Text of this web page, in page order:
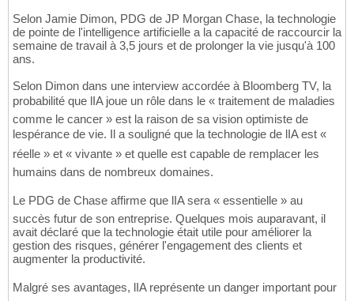
Selon Jamie Dimon, PDG de JP Morgan Chase, la technologie
de pointe de l'intelligence artificielle a la capacité de raccourcir la
semaine de travail à 3,5 jours et de prolonger la vie jusqu'à 100
ans.
Selon Dimon dans une interview accordée à Bloomberg TV, la
probabilité que lIA joue un rôle dans le « traitement de maladies
comme le cancer » est la raison de sa vision optimiste de
lespérance de vie. Il a souligné que la technologie de lIA est «
réelle » et « vivante » et quelle est capable de remplacer les
humains dans de nombreux domaines.
Le PDG de Chase affirme que lIA sera « essentielle » au
succès futur de son entreprise. Quelques mois auparavant, il
avait déclaré que la technologie était utile pour améliorer la
gestion des risques, générer l'engagement des clients et
augmenter la productivité.
Malgré ses avantages, lIA représente un danger important pour